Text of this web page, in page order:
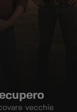
vecchie